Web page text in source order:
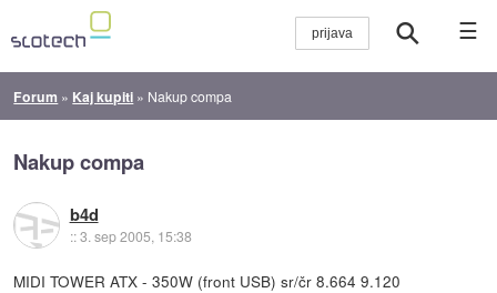
☰
Forum » Kaj kupiti » Nakup compa
Nakup compa
b4d
::3. sep 2005, 15:38
MIDI TOWER ATX - 350W (front USB) sr/čr 8.664 9.120